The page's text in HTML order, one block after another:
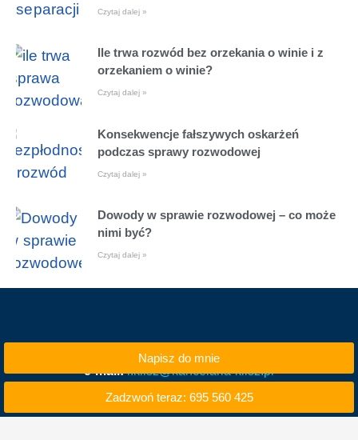
Czytaj dalej »
Ile trwa rozwód bez orzekania o winie i z
orzekaniem o winie?
Czytaj dalej »
Konsekwencje fałszywych oskarżeń
podczas sprawy rozwodowej
Czytaj dalej »
Dowody w sprawie rozwodowej – co może
nimi być?
Czytaj dalej »
e-mail: i.klisz@kancelaria-klisz.pl
Napisz do mnie
Zadzwoń teraz: 695 560 425